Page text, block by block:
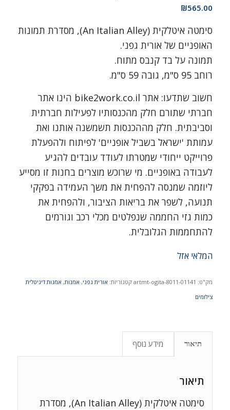
₪565.00
סימטה איטלקית (An Italian Alley), מסדרת תמונות
האופניים של אורית גפני.
תמונה על בד קנבס מתוח.
רוחב 95 ס"מ, גובה 59 ס"מ.
חשוב שתדעו: אתר bike2work.co.il הינו אתר
חברתי שתורם חלק מהכנסותיו לפעילות חברתית
וסביבתית. חלק מההכנסות תשמשנה אותנו ואת
עמותת 'ישראל בשביל אופניים' לפיתוח ולהפעלת
פרוייקט ייחודי שמטרתו לעודד עובדים להגיע
לעבודה באופניים. מי שרוכש מוצרים בחנות זו מסייע
ליוזמה שמנסה להפחית את משך העמידה בפקקי
תנועה, לשפר את בריאות הציבור, ולהפחית את
כמות גזי החממה שנפלטים מכלי רכב וגורמים
להתחממות הגלובלית.
המלאי אזל
מק"ט: artmt-ogita-8011-01141 קטגוריות: אורית גפני, אמנות, אמנות דיגיטלית
צילומים
תיאור מידע נוסף
תיאור
סימטה איטלקית (An Italian Alley), מסדרת